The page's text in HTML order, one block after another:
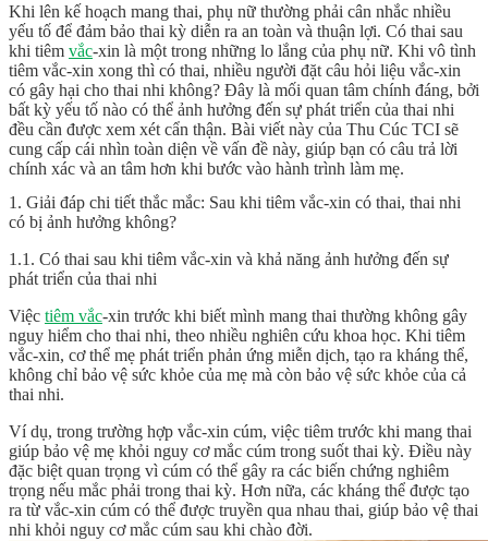
Khi lên kế hoạch mang thai, phụ nữ thường phải cân nhắc nhiều
yếu tố để đảm bảo thai kỳ diễn ra an toàn và thuận lợi. Có thai sau
khi tiêm vắc-xin là một trong những lo lắng của phụ nữ. Khi vô tình
tiêm vắc-xin xong thì có thai, nhiều người đặt câu hỏi liệu vắc-xin
có gây hại cho thai nhi không? Đây là mối quan tâm chính đáng, bởi
bất kỳ yếu tố nào có thể ảnh hưởng đến sự phát triển của thai nhi
đều cần được xem xét cẩn thận. Bài viết này của Thu Cúc TCI sẽ
cung cấp cái nhìn toàn diện về vấn đề này, giúp bạn có câu trả lời
chính xác và an tâm hơn khi bước vào hành trình làm mẹ.
1. Giải đáp chi tiết thắc mắc: Sau khi tiêm vắc-xin có thai, thai nhi
có bị ảnh hưởng không?
1.1. Có thai sau khi tiêm vắc-xin và khả năng ảnh hưởng đến sự
phát triển của thai nhi
Việc tiêm vắc-xin trước khi biết mình mang thai thường không gây
nguy hiểm cho thai nhi, theo nhiều nghiên cứu khoa học. Khi tiêm
vắc-xin, cơ thể mẹ phát triển phản ứng miễn dịch, tạo ra kháng thể,
không chỉ bảo vệ sức khỏe của mẹ mà còn bảo vệ sức khỏe của cả
thai nhi.
Ví dụ, trong trường hợp vắc-xin cúm, việc tiêm trước khi mang thai
giúp bảo vệ mẹ khỏi nguy cơ mắc cúm trong suốt thai kỳ. Điều này
đặc biệt quan trọng vì cúm có thể gây ra các biến chứng nghiêm
trọng nếu mắc phải trong thai kỳ. Hơn nữa, các kháng thể được tạo
ra từ vắc-xin cúm có thể được truyền qua nhau thai, giúp bảo vệ thai
nhi khỏi nguy cơ mắc cúm sau khi chào đời.